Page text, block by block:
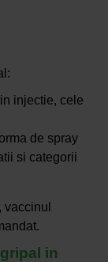
injectie, cele
de spray
si categorii
in